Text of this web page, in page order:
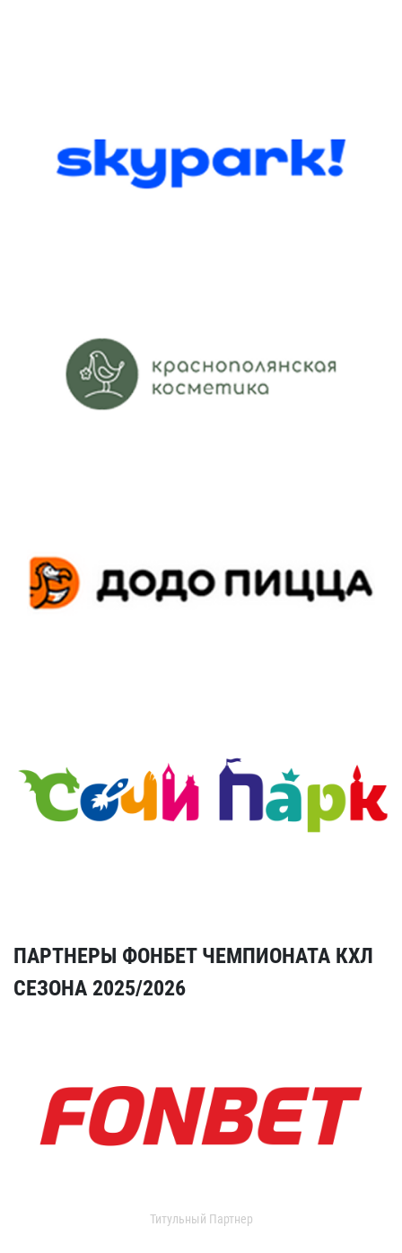
ПАРТНЕРЫ ФОНБЕТ ЧЕМПИОНАТА КХЛ
СЕЗОНА 2025/2026
Титульный Партнер